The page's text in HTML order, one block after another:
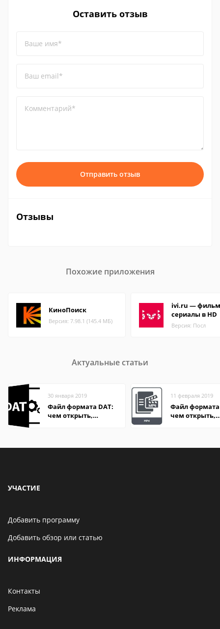
Оставить отзыв
Ваше имя*
Ваш email*
Комментарий*
Отправить отзыв
Отзывы
Похожие приложения
КиноПоиск
Версия: 7.98.1 (145.4 МБ)
ivi.ru —
сериалы в HD
Версия: Посл
Актуальные статьи
30 января 2019
Файл формата DAT:
чем открыть,
11 февраля 2019
Файл формата
чем открыть,
УЧАСТИЕ
Добавить программу
Добавить обзор или статью
ИНФОРМАЦИЯ
Контакты
Реклама